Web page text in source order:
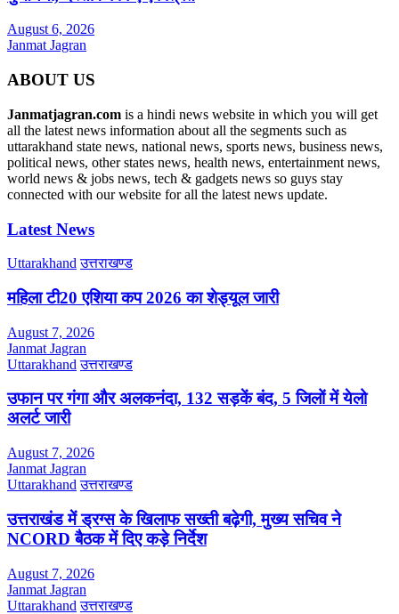
August 6, 2026
Janmat Jagran
ABOUT US
Janmatjagran.com is a hindi news website in which you will get
all the latest news information about all the segments such as
uttarakhand state news, national news, sports news, business news,
political news, other states news, health news, entertainment news,
world news & jobs news, tech & gadgets news so guys stay
connected with our website for all the latest news update.
Latest News
Uttarakhand उत्तराखण्ड
महिला टी20 एशिया कप 2026 का शेड्यूल जारी
August 7, 2026
Janmat Jagran
Uttarakhand उत्तराखण्ड
उफान पर गंगा और अलकनंदा, 132 सड़कें बंद, 5 जिलों में येलो
अलर्ट जारी
August 7, 2026
Janmat Jagran
Uttarakhand उत्तराखण्ड
उत्तराखंड में ड्रग्स के खिलाफ सख्ती बढ़ेगी, मुख्य सचिव ने
NCORD बैठक में दिए कड़े निर्देश
August 7, 2026
Janmat Jagran
Uttarakhand उत्तराखण्ड